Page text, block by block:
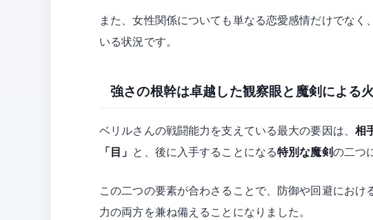
また、女性関係についても単なる恋愛感情だけでな
いる状況です。
強さの根幹は卓越した観察眼と魔剣による
ベリルさんの戦闘能力を支えている最大の要因は、 相
「目」 と、後に入手することになる特別な魔剣の二つ
この二つの要素が合わさることで、防御や回避にお
力の両方を兼ね備えることになりました。